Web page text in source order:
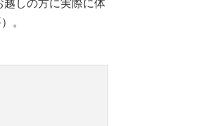
越しの方に実際に体
。